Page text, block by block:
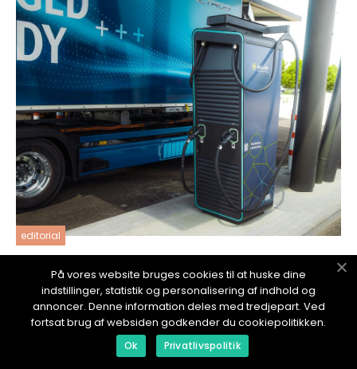
editorial
03. September 2025
Miljøfordelene ved at erstatte varevogne
med elbiler
På vores website bruges cookies til at huske dine
indstillinger, statistik og personalisering af indhold og
annoncer. Denne information deles med tredjepart. Ved
fortsat brug af websiden godkender du cookiepolitikken.
Ok Privatlivspolitik